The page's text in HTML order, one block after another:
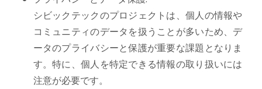
シビックテックのプロジェクトは、個人の情報や
コミュニティのデータを扱うことが多いため、デ
ータのプライバシーと保護が重要な課題となりま
す。特に、個人を特定できる情報の取り扱いには
注意が必要です。